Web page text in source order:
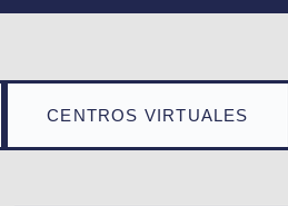
CENTROS VIRTUALES